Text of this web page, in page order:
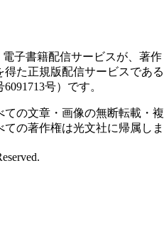
子書籍配信サービスが、著作
た正規版配信サービスである
号）です。
の文章・画像の無断転載・複
の著作権は光文社に帰属しま